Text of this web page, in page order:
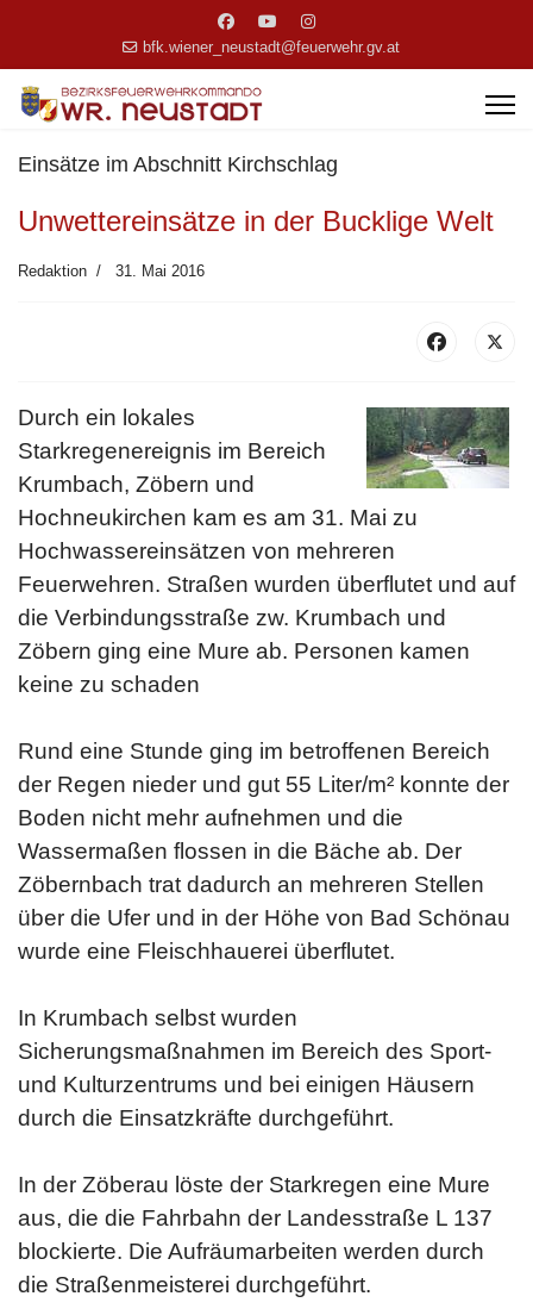
bfk.wiener_neustadt@feuerwehr.gv.at
Einsätze im Abschnitt Kirchschlag
Unwettereinsätze in der Bucklige Welt
Redaktion 31. Mai 2016
Durch ein lokales
Starkregenereignis im Bereich
Krumbach, Zöbern und
Hochneukirchen kam es am 31. Mai zu
Hochwassereinsätzen von mehreren
Feuerwehren. Straßen wurden überflutet und auf
die Verbindungsstraße zw. Krumbach und
Zöbern ging eine Mure ab. Personen kamen
keine zu schaden
Rund eine Stunde ging im betroffenen Bereich
der Regen nieder und gut 55 Liter/m² konnte der
Boden nicht mehr aufnehmen und die
Wassermaßen flossen in die Bäche ab. Der
Zöbernbach trat dadurch an mehreren Stellen
über die Ufer und in der Höhe von Bad Schönau
wurde eine Fleischhauerei überflutet.
In Krumbach selbst wurden
Sicherungsmaßnahmen im Bereich des Sport-
und Kulturzentrums und bei einigen Häusern
durch die Einsatzkräfte durchgeführt.
In der Zöberau löste der Starkregen eine Mure
aus, die die Fahrbahn der Landesstraße L 137
blockierte. Die Aufräumarbeiten werden durch
die Straßenmeisterei durchgeführt.